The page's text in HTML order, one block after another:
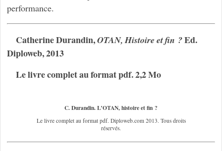
performance.
Catherine Durandin,OTAN, Histoire et fin ?Ed.
Diploweb, 2013
Le livre complet au format pdf. 2,2 Mo
C. Durandin. L’OTAN, histoire et fin ?
Le livre complet au format pdf. Diploweb.com 2013. Tous droits
réservés.